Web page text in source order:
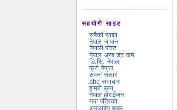
सहयोगी साइट
सबैको साझा
नेपाल जापान
नेपाली पोस्ट
नेपाल अरब डट कम
डि.सि. नेपाल
फ्री नेपाल
सपना संसार
abc समाचार
हाम्रो ब्लग
नेपाल होराईजन
नया पत्रिका
अनलाईन खबर